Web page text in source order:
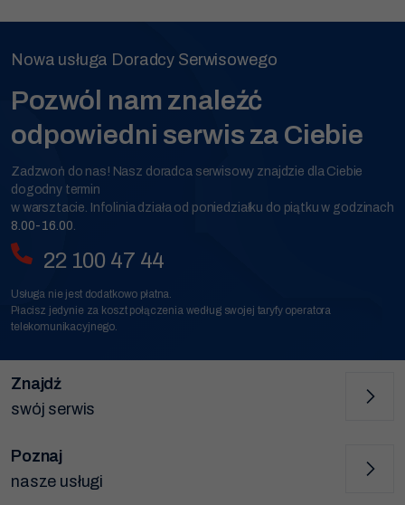
Nowa usługa Doradcy Serwisowego
Pozwól nam znaleźć
odpowiedni serwis za Ciebie
Zadzwoń do nas! Nasz doradca serwisowy znajdzie dla Ciebie
dogodny termin
w warsztacie. Infolinia działa od poniedziałku do piątku w godzinach
8.00-16.00.
22 100 47 44
Usługa nie jest dodatkowo płatna.
Płacisz jedynie za koszt połączenia według swojej taryfy operatora
telekomunikacyjnego.
Znajdź
swój serwis
Poznaj
nasze usługi